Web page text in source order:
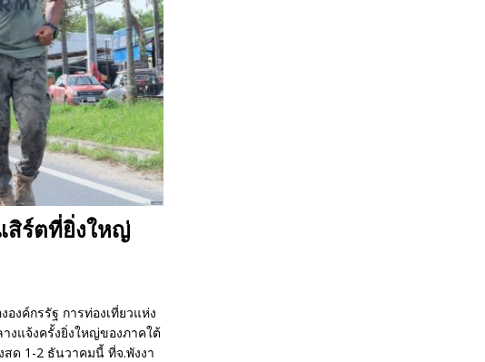
สิร์ตที่ยิ่งใหญ่
งค์กรรัฐ การท่องเที่ยวแห่ง
งแจ้งครั้งยิ่งใหญ่ของภาคใต้
ด 1-2 ธันวาคมนี้ ที่จ.พังงา